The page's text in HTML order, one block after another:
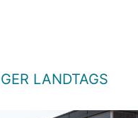
LANDTAGS